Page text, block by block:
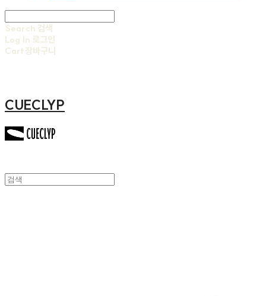
Search 검색
Log In 로그인
Cart장바구니
CUECLYP